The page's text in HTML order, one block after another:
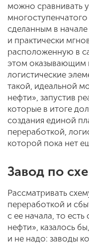
можно сравнивать
сделанным в
и практически
расположенную в
этом оказывающим
логистические
такой, идеальной
нефти», запустив
которые в итоге
создания единой
переработкой,
которой пока нет
Завод по
Рассматривать
переработкой и
с ее начала, то
нефти», казалось
и не надо: заводы